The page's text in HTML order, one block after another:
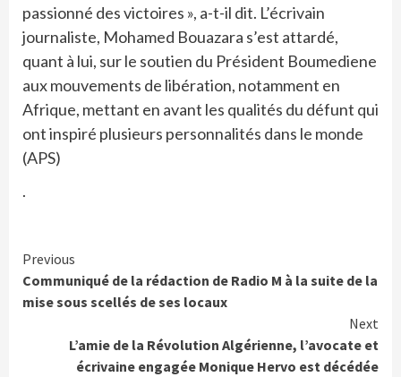
passionné des victoires », a-t-il dit. L’écrivain
journaliste, Mohamed Bouazara s’est attardé,
quant à lui, sur le soutien du Président Boumediene
aux mouvements de libération, notamment en
Afrique, mettant en avant les qualités du défunt qui
ont inspiré plusieurs personnalités dans le monde
(APS)
.
Continue
Reading
Previous
Communiqué de la rédaction de Radio M à la suite de la
mise sous scellés de ses locaux
Next
L’amie de la Révolution Algérienne, l’avocate et
écrivaine engagée Monique Hervo est décédée